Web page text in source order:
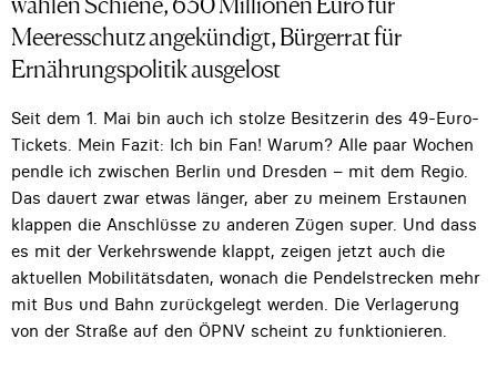
Meeresschutz angekündigt, Bürgerrat für
Ernährungspolitik ausgelost
Seit dem 1. Mai bin auch ich stolze Besitzerin des 49-Euro-
Tickets. Mein Fazit: Ich bin Fan! Warum? Alle paar Wochen
pendle ich zwischen Berlin und Dresden – mit dem Regio.
Das dauert zwar etwas länger, aber zu meinem Erstaunen
klappen die Anschlüsse zu anderen Zügen super. Und dass
es mit der Verkehrswende klappt, zeigen jetzt auch die
aktuellen Mobilitätsdaten, wonach die Pendelstrecken mehr
mit Bus und Bahn zurückgelegt werden. Die Verlagerung
von der Straße auf den ÖPNV scheint zu funktionieren.